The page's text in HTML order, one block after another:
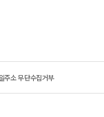
주소 무단수집거부